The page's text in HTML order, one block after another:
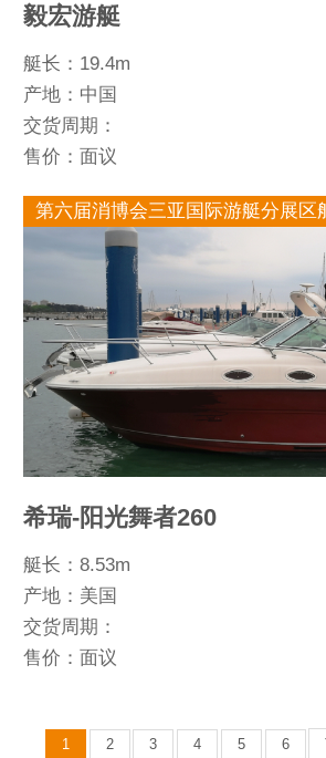
毅宏游艇
艇长：19.4m
产地：中国
交货周期：
售价：面议
第六届消博会三亚国际游艇分展区
希瑞-阳光舞者260
艇长：8.53m
产地：美国
交货周期：
售价：面议
1 2 3 4 5 6